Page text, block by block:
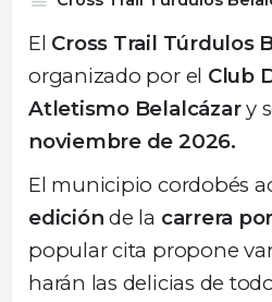
El Cross Trail Túrdulos
organizado por el Club
Atletismo Belalcázary
noviembre de 2026.
El municipio cordobés
edición de la carrera
popular cita propone
harán las delicias de